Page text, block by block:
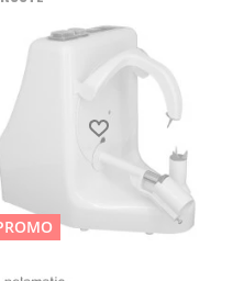
Care + 24 de luni
48 de ore.
un storcator citrice
cu adevarat
ce priveste utilizarea
Va asteptam sa
Produs favorit